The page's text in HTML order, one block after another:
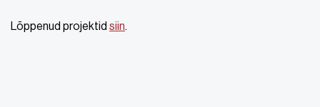
Lõppenud projektid siin.